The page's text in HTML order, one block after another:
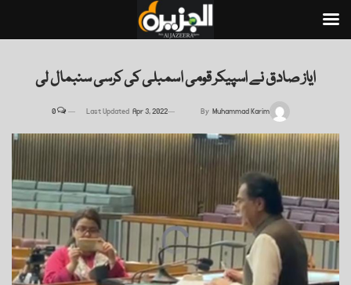
ایاز صادق نے اسپیکر قومی اسمبلی کی کرسی سنبمال لی
By Muhammad Karim
Last Updated Apr 3, 2022